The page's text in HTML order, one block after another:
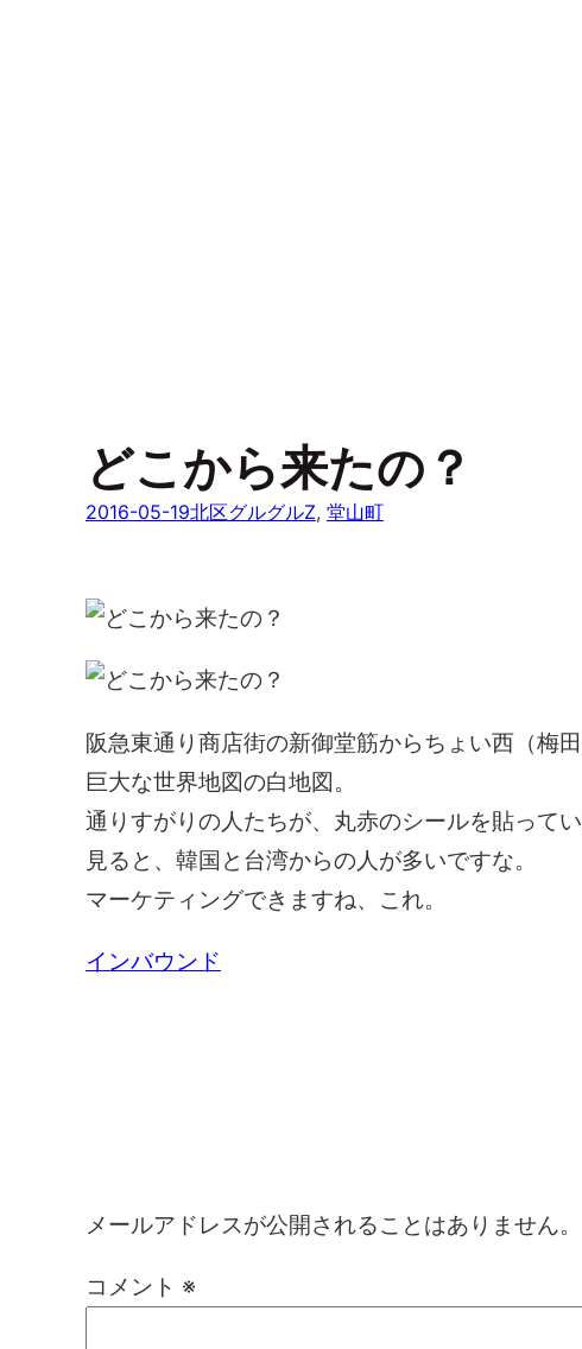
どこから来たの？
2016-05-19北区グルグルZ, 堂山町
阪急東通り商店街の新御堂筋からちょい西（梅
巨大な世界地図の白地図。
通りすがりの人たちが、丸赤のシールを貼ってい
見ると、韓国と台湾からの人が多いですな。
マーケティングできますね、これ。
インバウンド
メールアドレスが公開されることはありません。
コメント ※